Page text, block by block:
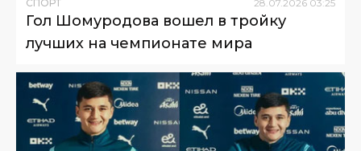
СПОРТ 28.07.2026 03:25
Гол Шомуродова вошел в тройку
лучших на чемпионате мира